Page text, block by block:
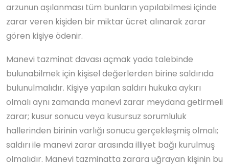
arzunun aşılanması tüm bunların yapılabilmesi içinde
zarar veren kişiden bir miktar ücret alınarak zarar
gören kişiye ödenir.
Manevi tazminat davası açmak yada talebinde
bulunabilmek için kişisel değerlerden birine saldırıda
bulunulmalıdır. Kişiye yapılan saldırı hukuka aykırı
olmalı aynı zamanda manevi zarar meydana getirmeli
zarar; kusur sonucu veya kusursuz sorumluluk
hallerinden birinin varlığı sonucu gerçekleşmiş olmalı;
saldırı ile manevi zarar arasında illiyet bağı kurulmuş
olmalıdır. Manevi tazminatta zarara uğrayan kişinin bu